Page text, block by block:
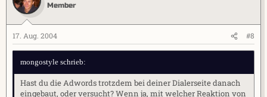
Member
17. Aug. 2004 #8
mongostyle schrieb:
Hast du die Adwords trotzdem bei deiner Dialerseite danach
eingebaut, oder versucht? Wenn ja, mit welcher Reaktion von